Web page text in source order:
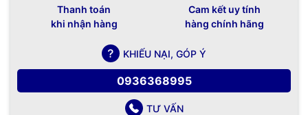
Thanh toán
khi nhận hàng
Cam kết uy tính
hàng chính hãng
KHIẾU NẠI, GÓP Ý
0936368995
TƯ VẤN